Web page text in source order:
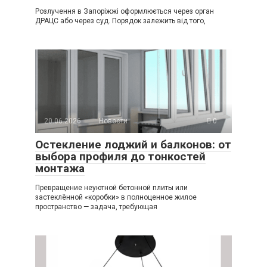
Розлучення в Запоріжжі оформлюється через орган
ДРАЦС або через суд. Порядок залежить від того,
20.06.2026 Новости 0
Остекление лоджий и балконов: от
выбора профиля до тонкостей
монтажа
Превращение неуютной бетонной плиты или
застеклённой «коробки» в полноценное жилое
пространство — задача, требующая